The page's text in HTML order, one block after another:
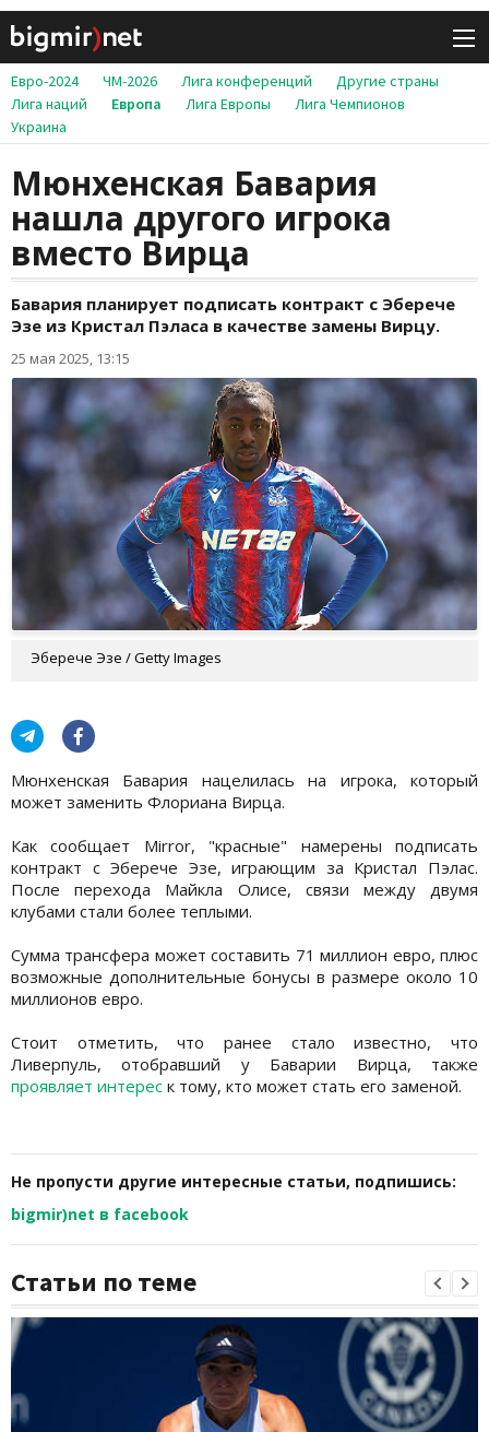
Евро-2024 ЧМ-2026 Лига конференций
Другие страны
Лига наций
Европа Лига Европы
Лига Чемпионов
Украина
Мюнхенская Бавария
нашла другого игрока
вместо Вирца
Бавария планирует подписать контракт с Эберече
Эзе из Кристал Пэласа в качестве замены Вирцу.
25 мая 2025, 13:15
Эберече Эзе / Getty Images
Мюнхенская Бавария нацелилась на игрока, который
может заменить Флориана Вирца.
Как сообщает Mirror, "красные" намерены подписать
контракт с Эберече Эзе, играющим за Кристал Пэлас.
После перехода Майкла Олисе, связи между двумя
клубами стали более теплыми.
Сумма трансфера может составить 71 миллион евро, плюс
возможные дополнительные бонусы в размере около 10
миллионов евро.
Стоит отметить, что ранее стало известно, что
Ливерпуль, отобравший у Баварии Вирца, также
проявляет интерес к тому, кто может стать его заменой.
Не пропусти другие интересные статьи, подпишись:
bigmir)net в facebook
Статьи по теме